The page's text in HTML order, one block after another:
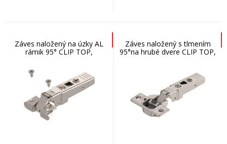
Záves naložený na úzky AL
rámik 95° CLIP TOP,
Záves naložený s tlmením
95°na hrubé dvere CLIP TOP,